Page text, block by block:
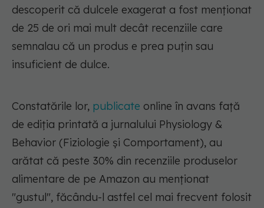
descoperit că dulcele exagerat a fost menționat
de 25 de ori mai mult decât recenziile care
semnalau că un produs e prea puțin sau
insuficient de dulce.
Constatările lor, publicate online în avans față
de ediția printată a jurnalului Physiology &
Behavior (Fiziologie și Comportament), au
arătat că peste 30% din recenziile produselor
alimentare de pe Amazon au menționat
"gustul", făcându-l astfel cel mai frecvent folosit